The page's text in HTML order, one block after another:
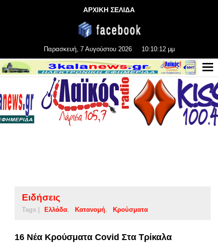
ΑΡΧΙΚΗ ΣΕΛΙΔΑ
Παρασκευή, 7 Αυγούστου 2026 10:10:13 μμ
Ειδήσεις
Tags | Ελλάδα Κατανομή Κρούσματα
16 Νέα Κρούσματα Covid Στα Τρίκαλα